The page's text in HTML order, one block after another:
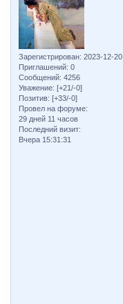
Зарегистрирован: 2023-12-20
Приглашений: 0
Сообщений: 4256
Уважение: [+21/-0]
Позитив: [+33/-0]
Провел на форуме:
29 дней 11 часов
Последний визит:
Вчера 15:31:31